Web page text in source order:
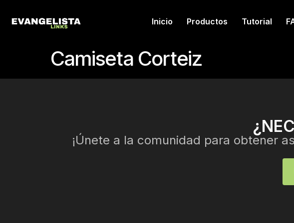
Inicio Productos Tutorial
Camiseta Corteiz
¡Únete a la comunidad para obtener